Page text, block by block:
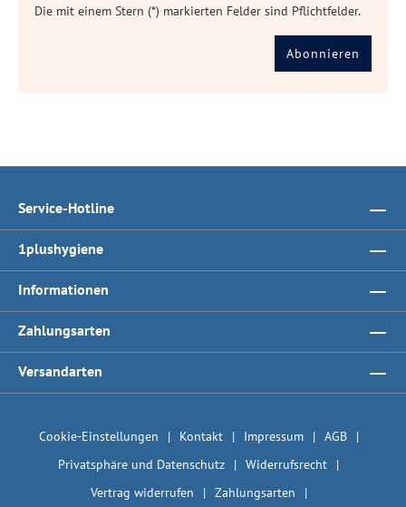
Die mit einem Stern (*) markierten Felder sind Pflichtfelder.
Abonnieren
Service-Hotline
1plushygiene
Informationen
Zahlungsarten
Versandarten
Cookie-Einstellungen Kontakt Impressum
AGB
Privatsphäre und Datenschutz
Widerrufsrecht
Vertrag widerrufen
Zahlungsarten